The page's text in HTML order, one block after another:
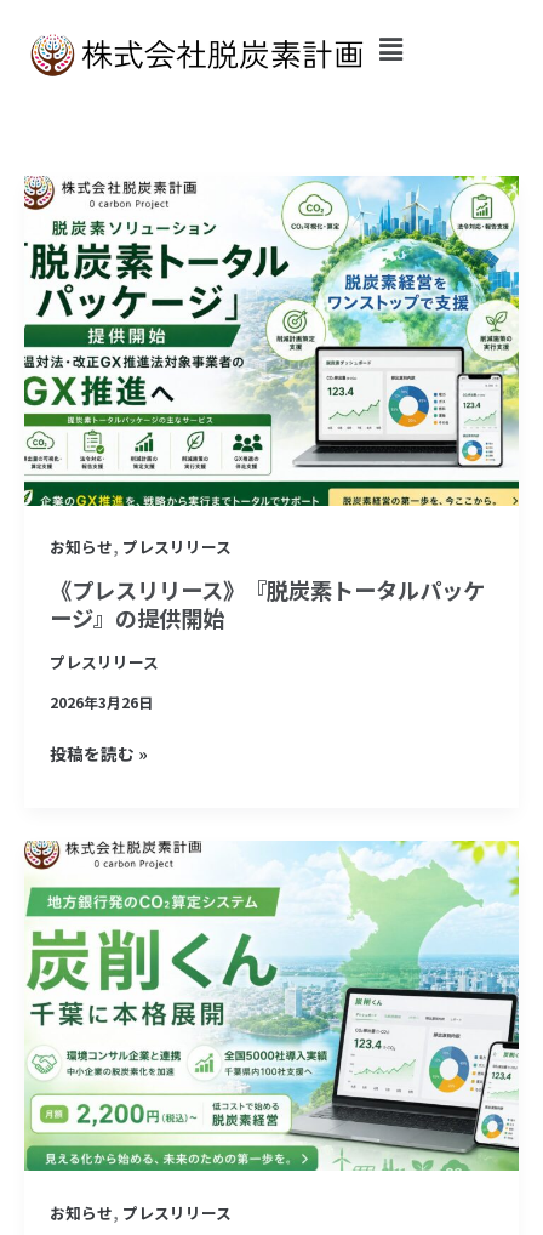
お知らせ, プレスリリース
《プレスリリース》『脱炭素トータルパッケ
ージ』の提供開始
プレスリリース
2026年3月26日
《プ
レ
ス
リ
リ
ー
ス》
『脱
炭
素
ー
タ
ル
ケ
ー
提
開
始
投稿を読む »
お知らせ, プレスリリース
《プ
レ
ス
リ
リ
ー
ス》
脱
炭
素
画